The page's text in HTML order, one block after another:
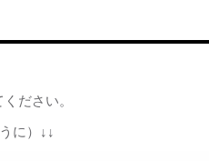
ださい。
に）↓↓